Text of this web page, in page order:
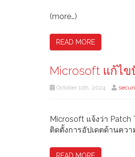
(more…)
READ MORE
Microsoft แก้ไ
October 11th, 2024
Microsoft แจ้งว่า
ติดตั้งการอัปเดตด้านคว